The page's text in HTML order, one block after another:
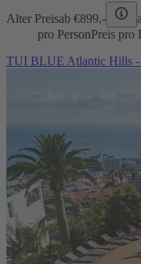
Alter Preisab €899,-
pro PersonPreis pro
TUI BLUE Atlantic Hills